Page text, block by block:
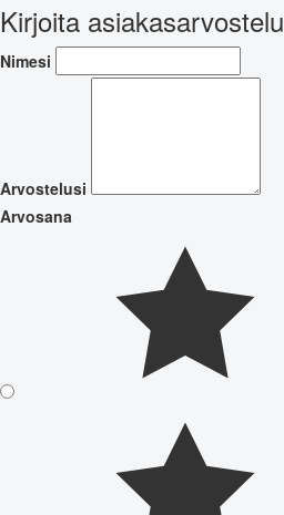
Kirjoita asiakasarvostelu
Nimesi
Arvostelusi
Arvosana